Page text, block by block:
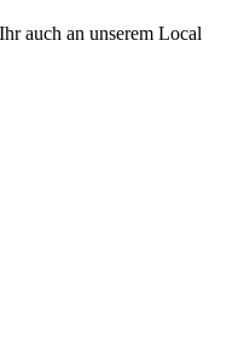
auch an unserem Local